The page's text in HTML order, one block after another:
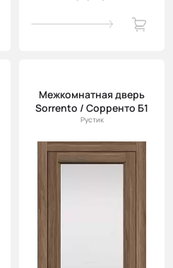
Межкомнатная дверь
Sorrento / Сорренто Б1
Рустик